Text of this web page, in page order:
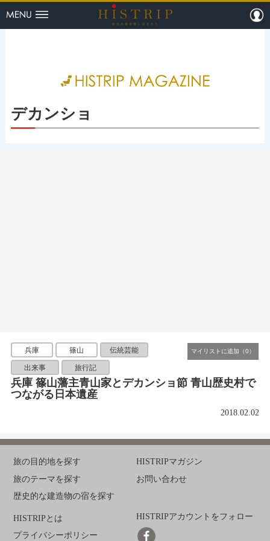
HISTRIP（
デカンショ
兵庫 篠山 伝統芸能
出来事 旅行記
兵庫 篠山藩主青山家とデカンショ節 青山歴史村で
つながる日本遺産
2018.02.02
旅の目的地を探す
旅のテーマを探す
歴史的な建造物の宿を探す
HISTRIPマガジン
お問い合わせ
HISTRIPとは
プライバシーポリシー
HISTRIPアカウントをフォロー